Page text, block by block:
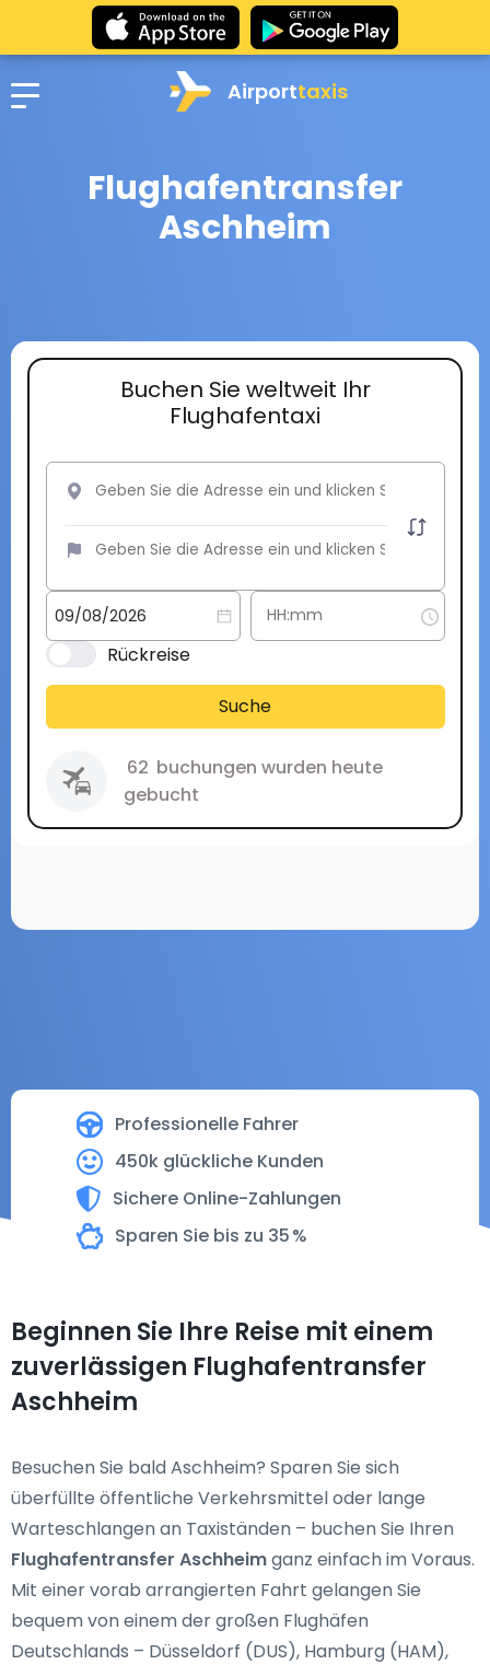
Airporttaxis
Flughafentransfer
Aschheim
Professionelle Fahrer
450k glückliche Kunden
Sichere Online-Zahlungen
Sparen Sie bis zu 35 %
Buchen Sie weltweit Ihr
Flughafentaxi
Rückreise
Suche
62 buchungen wurden heute
gebucht
Beginnen Sie Ihre Reise mit einem
zuverlässigen Flughafentransfer
Aschheim
Besuchen Sie bald Aschheim? Sparen Sie sich
überfüllte öffentliche Verkehrsmittel oder lange
Warteschlangen an Taxiständen – buchen Sie Ihren
Flughafentransfer Aschheimganz einfach im Voraus.
Mit einer vorab arrangierten Fahrt gelangen Sie
bequem von einem der großen Flughäfen
Deutschlands – Düsseldorf (DUS), Hamburg (HAM),